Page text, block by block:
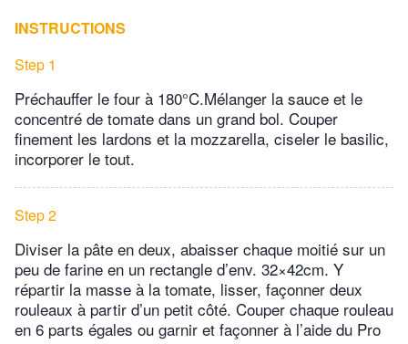
INSTRUCTIONS
Step 1
Préchauffer le four à 180°C.Mélanger la sauce et le
concentré de tomate dans un grand bol. Couper
finement les lardons et la mozzarella, ciseler le basilic,
incorporer le tout.
Step 2
Diviser la pâte en deux, abaisser chaque moitié sur un
peu de farine en un rectangle d’env. 32×42cm. Y
répartir la masse à la tomate, lisser, façonner deux
rouleaux à partir d’un petit côté. Couper chaque rouleau
en 6 parts égales ou garnir et façonner à l’aide du Pro